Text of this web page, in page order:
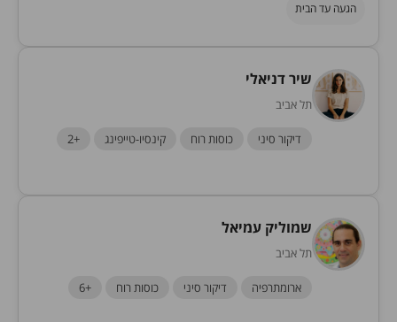
הגעה עד הבית
שיר דניאלי
תל אביב
דיקור סיני כוסות רוח קינסיו-טייפינג +2
שמוליק עמיאל
תל אביב
ארומתרפיה דיקור סיני כוסות רוח +6